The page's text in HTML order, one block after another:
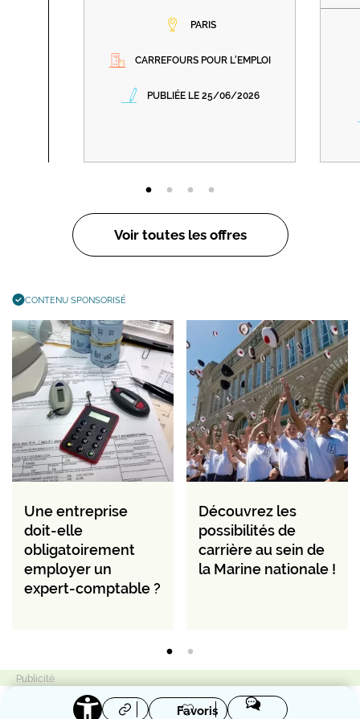
PARIS
CARREFOURS POUR L'EMPLOI
PUBLIÉE LE 25/06/2026
Voir toutes les offres
CONTENU SPONSORISÉ
Une entreprise
doit-elle
obligatoirement
employer un
expert-comptable ?
Découvrez les
possibilités de
carrière au sein de
la Marine nationale !
Favoris